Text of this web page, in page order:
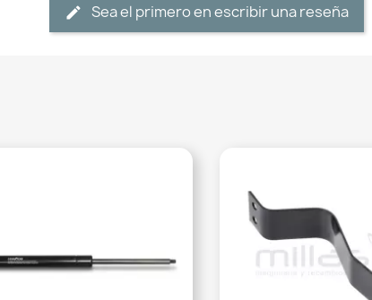
Sea el primero en escribir una reseña